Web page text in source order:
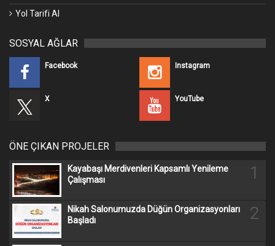
Yol Tarifi Al
SOSYAL AĞLAR
Facebook Instagram
X YouTube
ÖNE ÇIKAN PROJELER
Kayabaşı Merdivenleri Kapsamlı Yenileme
Çalışması
1
Nikah Salonumuzda Düğün Organizasyonları
Başladı
2